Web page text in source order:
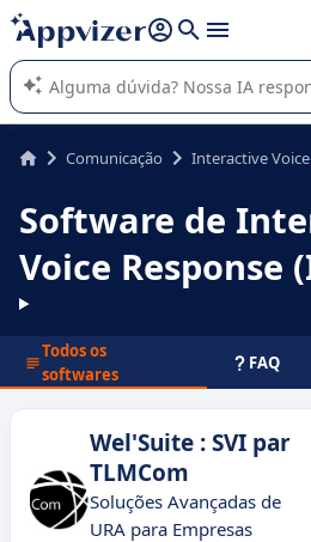
de nossa IA (várias linhas com
A IA do Appvizer o orienta no uso ou na
SaaS para sua empresa.
Comunicação Interactive
Software de
Voice Response
Todos os
softwares
FAQ
Wel'Suite : SVI par
TLMCom
Soluções Avançadas de
URA para Empresas